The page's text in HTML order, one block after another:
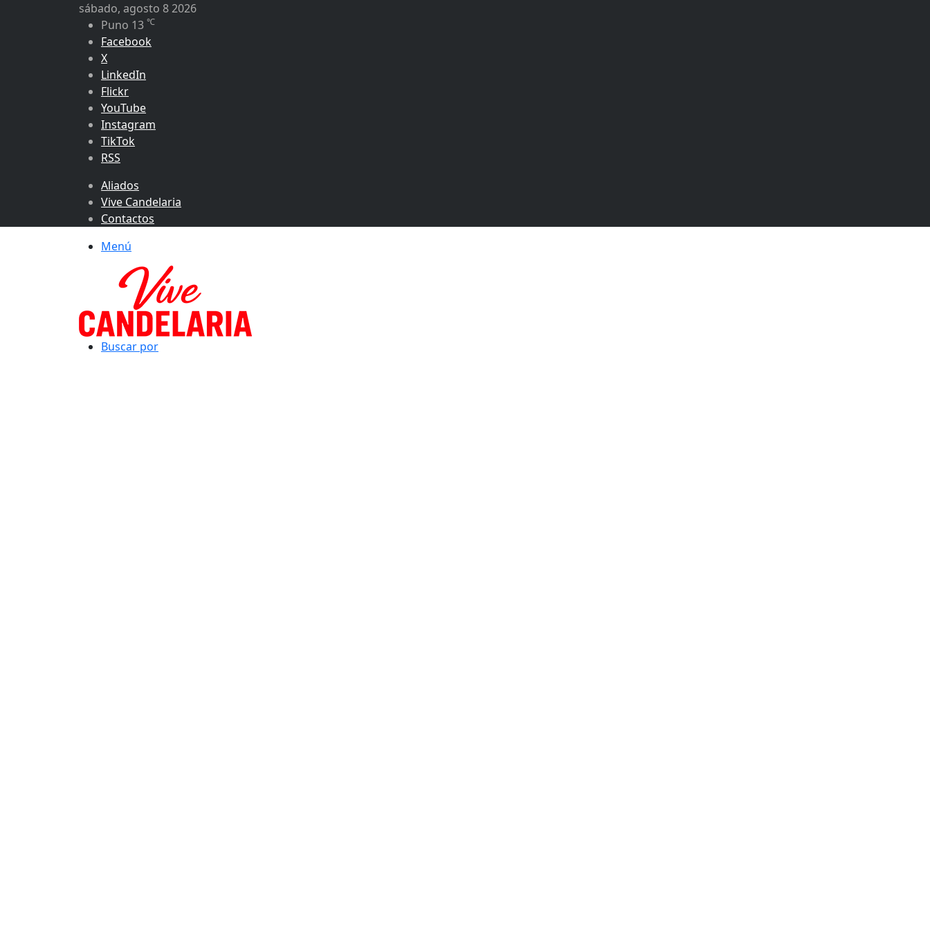
sábado, agosto 8 2026
Puno 13 ℃
Facebook
X
LinkedIn
Flickr
YouTube
Instagram
TikTok
RSS
Aliados
Vive Candelaria
Contactos
Menú
Buscar por